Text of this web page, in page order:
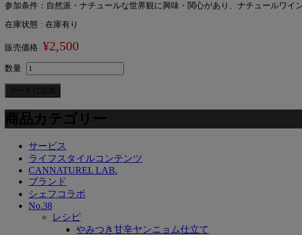
参加条件：自然派・ナチュールな世界観に興味・関心があり、ナチュールワイ
在庫状態 : 在庫有り
販売価格 ¥2,500
数量
商品カテゴリー
サービス
ライフスタイルコンテンツ
CANNATUREL LAB.
ブランド
シェフコラボ
No.38
レシピ
やみつき甘辛ヤンニョム仕立て